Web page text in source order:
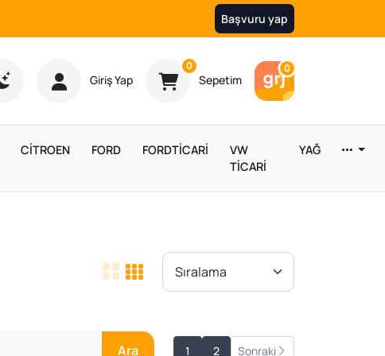
Başvuru yap
Giriş Yap
0Ürün sayısı
Sepetim
0Araç sayısı
CİTROEN FORD FORDTİCARİ
VW
TİCARİ
YAĞ
Ara 1 2 Sonraki